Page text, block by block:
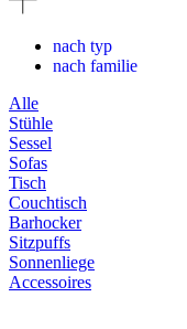
nach typ
nach familie
Alle
Stühle
Sessel
Sofas
Tisch
Couchtisch
Barhocker
Sitzpuffs
Sonnenliege
Accessoires